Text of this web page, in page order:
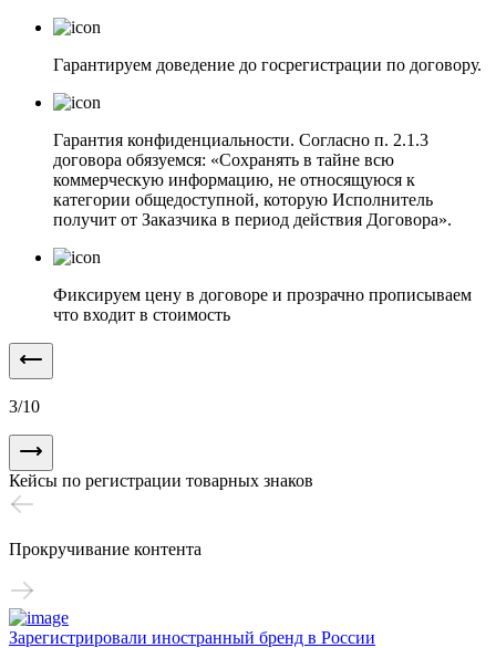
Гарантируем доведение до госрегистрации по договору.
Гарантия конфиденциальности. Согласно п. 2.1.3
договора обязуемся: «Сохранять в тайне всю
коммерческую информацию, не относящуюся к
категории общедоступной, которую Исполнитель
получит от Заказчика в период действия Договора».
Фиксируем цену в договоре и прозрачно прописываем
что входит в стоимость
3/10
Кейсы по регистрации товарных знаков
Прокручивание контента
Зарегистрировали иностранный бренд в России